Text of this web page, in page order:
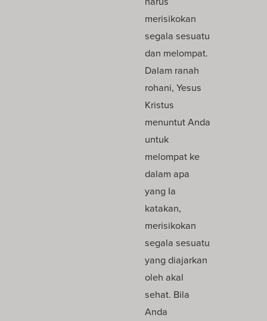
merisikokan
segala sesuatu
dan melompat.
Dalam ranah
rohani, Yesus
Kristus
menuntut Anda
untuk
melompat ke
dalam apa
yang Ia
katakan,
merisikokan
segala sesuatu
yang diajarkan
oleh akal
sehat. Bila
Anda